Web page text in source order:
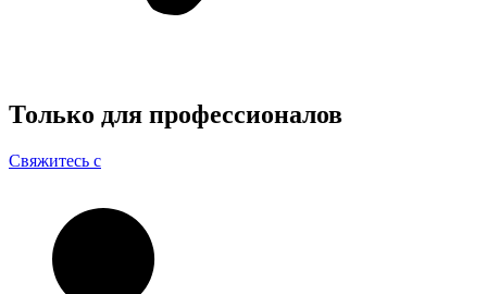
Только для профессионалов
Свяжитесь с